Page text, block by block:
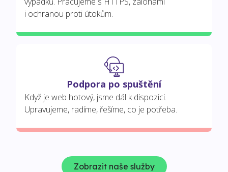
i ochranou proti útokům.
Podpora po spuštění
Když je web hotový, jsme dál k dispozici.
Upravujeme, radíme, řešíme, co je potřeba.
Zobrazit naše služby